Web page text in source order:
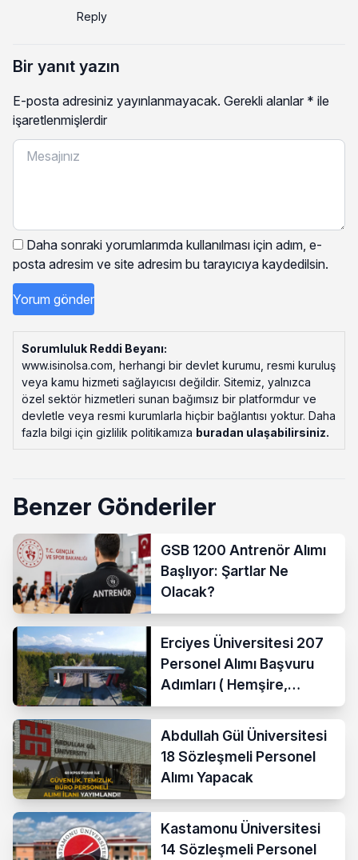
Reply
Bir yanıt yazın
E-posta adresiniz yayınlanmayacak. Gerekli alanlar * ile
işaretlenmişlerdir
Daha sonraki yorumlarımda kullanılması için adım, e-
posta adresim ve site adresim bu tarayıcıya kaydedilsin.
Sorumluluk Reddi Beyanı:
www.isinolsa.com, herhangi bir devlet kurumu, resmi kuruluş
veya kamu hizmeti sağlayıcısı değildir. Sitemiz, yalnızca
özel sektör hizmetleri sunan bağımsız bir platformdur ve
devletle veya resmi kurumlarla hiçbir bağlantısı yoktur. Daha
fazla bilgi için gizlilik politikamıza buradan ulaşabilirsiniz.
Benzer Gönderiler
GSB 1200 Antrenör Alımı
Başlıyor: Şartlar Ne
Olacak?
Erciyes Üniversitesi 207
Personel Alımı Başvuru
Adımları ( Hemşire,
Temizlik Personeli )
Abdullah Gül Üniversitesi
18 Sözleşmeli Personel
Alımı Yapacak
Kastamonu Üniversitesi
14 Sözleşmeli Personel